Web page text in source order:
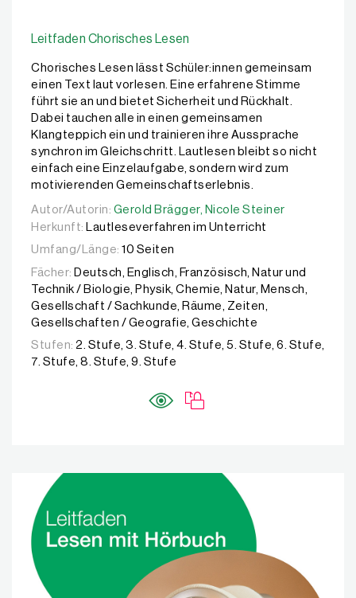
Leitfaden Chorisches Lesen
Chorisches Lesen lässt Schüler:innen gemeinsam
einen Text laut vorlesen. Eine erfahrene Stimme
führt sie an und bietet Sicherheit und Rückhalt.
Dabei tauchen alle in einen gemeinsamen
Klangteppich ein und trainieren ihre Aussprache
synchron im Gleichschritt. Lautlesen bleibt so nicht
einfach eine Einzelaufgabe, sondern wird zum
motivierenden Gemeinschaftserlebnis.
Autor/Autorin: Gerold Brägger, Nicole Steiner
Autor/Autorin: Gerold Brägger, Nicole Steiner
Herkunft:
Lautleseverfahren im Unterricht
Umfang/Länge: 10 Seiten
Fächer: Deutsch, Englisch, Französisch, Natur und
Technik / Biologie, Physik, Chemie, Natur, Mensch,
Gesellschaft / Sachkunde, Räume, Zeiten,
Gesellschaften / Geografie, Geschichte
Stufen: 2. Stufe, 3. Stufe, 4. Stufe, 5. Stufe, 6. Stufe,
7. Stufe, 8. Stufe, 9. Stufe